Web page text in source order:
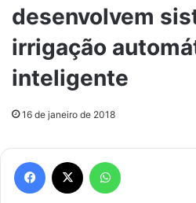
desenvolvem
irrigação
inteligente
16 de janeiro de 2018